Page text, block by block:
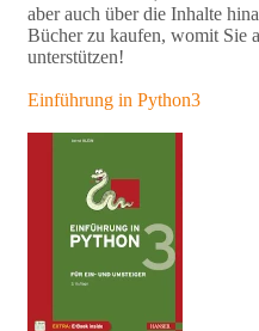
aber auch über die Inhalte
Bücher zu kaufen, womit Sie
unterstützen!
Einführung in Python3